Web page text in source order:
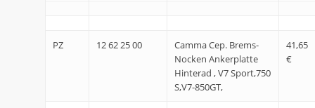
PZ 12 62 25 00
Camma Cep. Brems-
Nocken Ankerplatte
Hinterad , V7 Sport,750
S,V7-850GT,
41,65
€